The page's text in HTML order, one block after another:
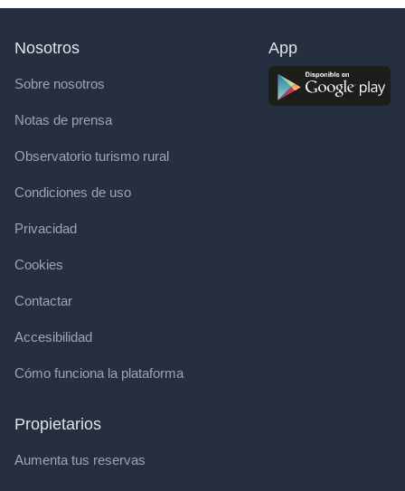
Nosotros
Sobre nosotros
Notas de prensa
Observatorio turismo rural
Condiciones de uso
Privacidad
Cookies
Contactar
Accesibilidad
Cómo funciona la plataforma
Propietarios
Aumenta tus reservas
App